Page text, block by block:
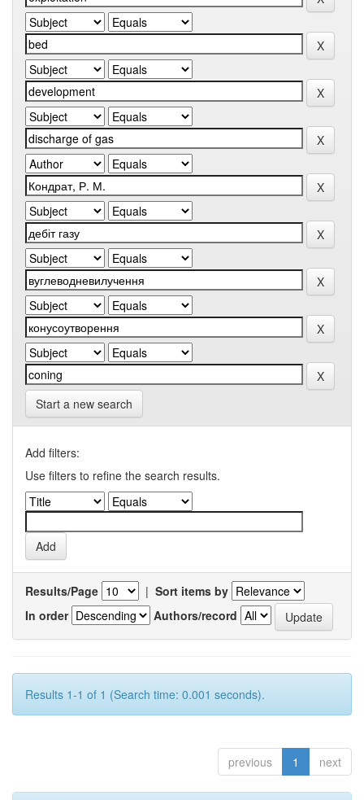
Start a new search
Add filters:
Use filters to refine the search results.
Results/Page | Sort items by
In order
Authors/record
Results 1-1 of 1 (Search time: 0.001 seconds).
previous 1 next